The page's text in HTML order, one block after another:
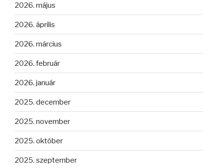
2026. május
2026. április
2026. március
2026. február
2026. január
2025. december
2025. november
2025. október
2025. szeptember